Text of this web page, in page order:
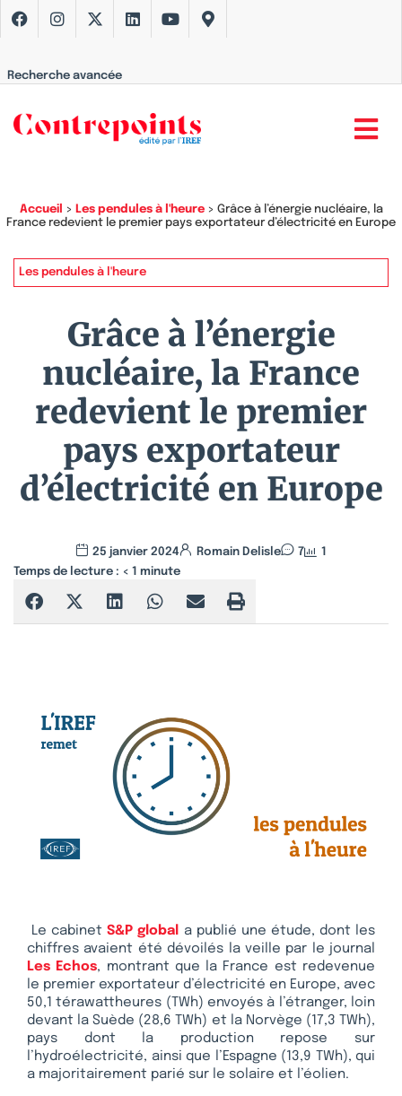
Recherche avancée
Accueil > Les pendules à l'heure> Grâce à l’énergie nucléaire, la
France redevient le premier pays exportateur d’électricité en Europe
Les pendules à l'heure
Grâce à l’énergie
nucléaire, la France
redevient le premier
pays exportateur
d’électricité en Europe
25 janvier 2024 Romain Delisle 7
1
Temps de lecture : < 1 minute
Le cabinetS&P global
a publié une étude, dont les
chiffres avaient été dévoilés la veille par le journal
Les Echos, montrant que la France est redevenue
le premier exportateur d’électricité en Europe, avec
50,1 térawattheures (TWh) envoyés à l’étranger, loin
devant la Suède (28,6 TWh) et la Norvège (17,3 TWh),
pays dont la production repose sur
l’hydroélectricité, ainsi que l’Espagne (13,9 TWh), qui
a majoritairement parié sur le solaire et l’éolien.